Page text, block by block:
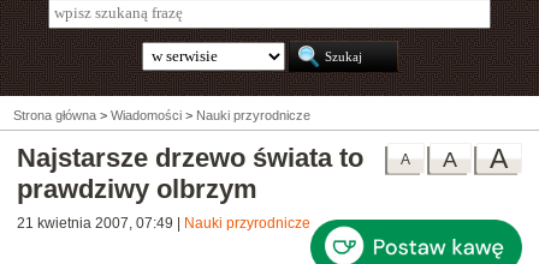
Strona główna > Wiadomości > Nauki przyrodnicze
A
A
A
Najstarsze drzewo świata to
prawdziwy olbrzym
21 kwietnia 2007, 07:49 Nauki przyrodnicze